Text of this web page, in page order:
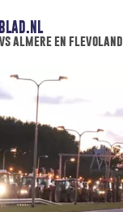
almere en flevoland